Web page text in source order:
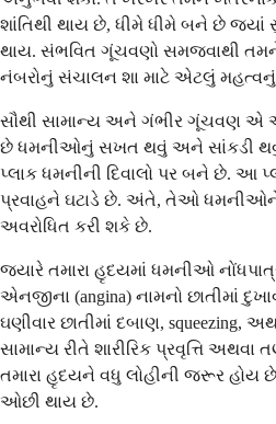
શાંતિથી થાય છે, ધીમે ધીમે બને છે
થાય. સંભવિત ગૂંચવણો સમજવાથી
નંબરોનું સંચાલન શા માટે એટલું
સૌથી સામાન્ય અને ગંભીર ગૂંચવણ એ
છે ધમનીઓનું સખત થવું અને સાંકડી
પ્લાક ધમનીની દિવાલો પર બને છે. આ
પ્રવાહને ઘટાડે છે. અંતે, તેઓ
અવરોધિત કરી શકે છે.
જ્યારે તમારા હૃદયમાં ધમનીઓ
એનજીના (angina) નામનો છાતીમાં
ઘણીવાર છાતીમાં દબાણ, squeezing,
સામાન્ય રીતે શારીરિક પ્રવૃત્તિ
તમારા હૃદયને વધુ લોહીની જરૂર હોય
ઓછી થાય છે.